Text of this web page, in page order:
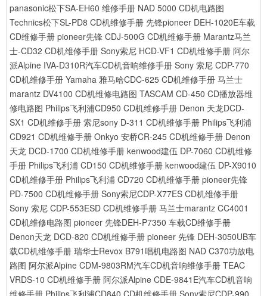
panasonic松下SA-EH60 维修手册 NAD 5000 CD机电路图
Technics松下SL-PD8 CD机维修手册 先锋pioneer DEH-1020E车载
CD维修手册 pioneer先锋 CDJ-500G CD机维修手册 Marantz马兰
士-CD32 CD机维修手册 Sony索尼 HCD-VF1 CD机维修手册 阿尔
派Alpine IVA-D310R汽车CD机音响维修手册 Sony 索尼 CDP-770
CD机维修手册 Yamaha 雅马哈CDC-625 CD机维修手册 马兰士
marantz DV4100 CD机维修电路图 TASCAM CD-450 CD播放器维
修电路图 Philips飞利浦CD950 CD机维修手册 Denon 天龙DCD-
SX1 CD机维修手册 索尼sony D-311 CD机维修手册 Philips飞利浦
CD921 CD机维修手册 Onkyo 安桥CR-245 CD机维修手册 Denon
天龙 DCD-1700 CD机维修手册 kenwood建伍 DP-7060 CD机维修
手册 Philips飞利浦 CD150 CD机维修手册 kenwood建伍 DP-X9010
CD机维修手册 Philips飞利浦 CD720 CD机维修手册 pioneer先锋
PD-7500 CD机维修手册 Sony索尼CDP-X77ES CD机维修手册
Sony 索尼 CDP-553ESD CD机维修手册 马兰士marantz CC4001
CD机维修电路图 pioneer 先锋DEH-P7350 车载CD维修手册
Denon天龙 DCD-820 CD机维修手册 pioneer 先锋 DEH-3050UB车
载CD机维修手册 瑞华士Revox B791唱机电路图 NAD C370功放电
路图 阿尔派Alpine CDM-9803RM汽车CD机音响维修手册 TEAC
VRDS-10 CD机维修手册 阿尔派Alpine CDE-9841E汽车CD机音响
维修手册 Philips飞利浦CD840 CD机维修手册 Sony索尼CDP-990